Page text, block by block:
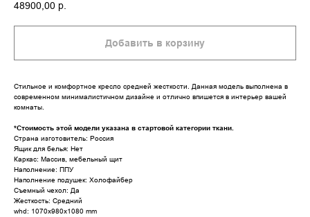
48900,00 р.
Добавить в корзину
Стильное и комфортное кресло средней жесткости. Данная модель выполнена в
современном минималистичном дизайне и отлично впишется в интерьер вашей
комнаты.
*Стоимость этой модели указана в стартовой категории ткани.
Страна изготовитель: Россия
Ящик для белья: Нет
Каркас: Массив, мебельный щит
Наполнение: ППУ
Наполнение подушек: Холофайбер
Съемный чехол: Да
Жесткость: Средний
whd: 1070x980x1080 mm